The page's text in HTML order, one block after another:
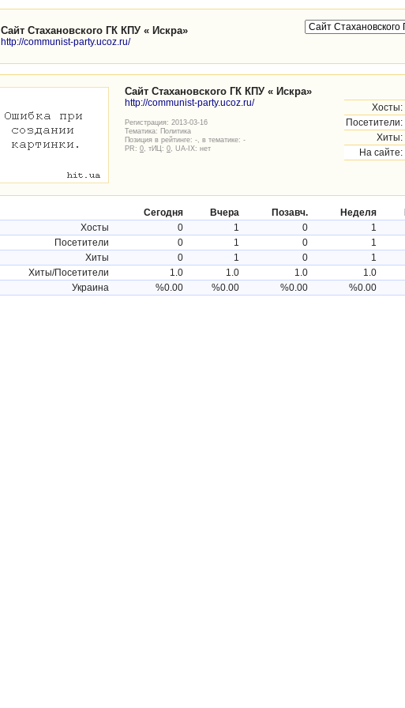
Сайт Стахановского ГК КПУ « Искра»
http://communist-party.ucoz.ru/
Сайт Стахановского ГК КПУ « Искра»
http://communist-party.ucoz.ru/
Регистрация: 2013-03-16
Тематика: Политика
Позиция в рейтинге: -, в тематике: -
PR: 0 , тИЦ: 0 , UA-IX: нет
Хосты:
Посетители:
Хиты:
На сайте:
Сегодня Вчера Позавч. Неделя
Хосты
0 1 0 1
Посетители
0 1 0 1
Хиты
0 1 0 1
Хиты/Посетители
1.0 1.0 1.0 1.0
Украина
%0.00 %0.00 %0.00 %0.00